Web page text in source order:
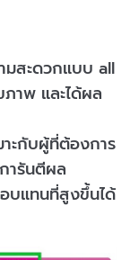
สะดวกแบบ all
าพ และได้ผล
ะกับผู้ที่ต้องการ
ารันตีผล
บแทนที่สูงขึ้นได้